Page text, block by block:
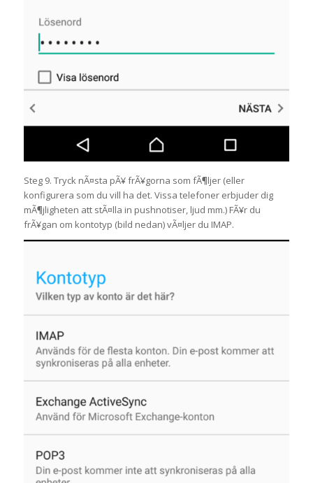
Steg 9. Tryck nÃ¤sta pÃ¥ frÃ¥gorna som fÃ¶ljer (eller
konfigurera som du vill ha det. Vissa telefoner erbjuder dig
mÃ¶jligheten att stÃ¤lla in pushnotiser, ljud mm.) FÃ¥r du
frÃ¥gan om kontotyp (bild nedan) vÃ¤ljer du IMAP.